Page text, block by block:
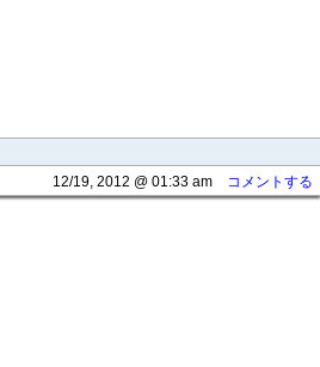
12/19, 2012 @ 01:33 am コメントする